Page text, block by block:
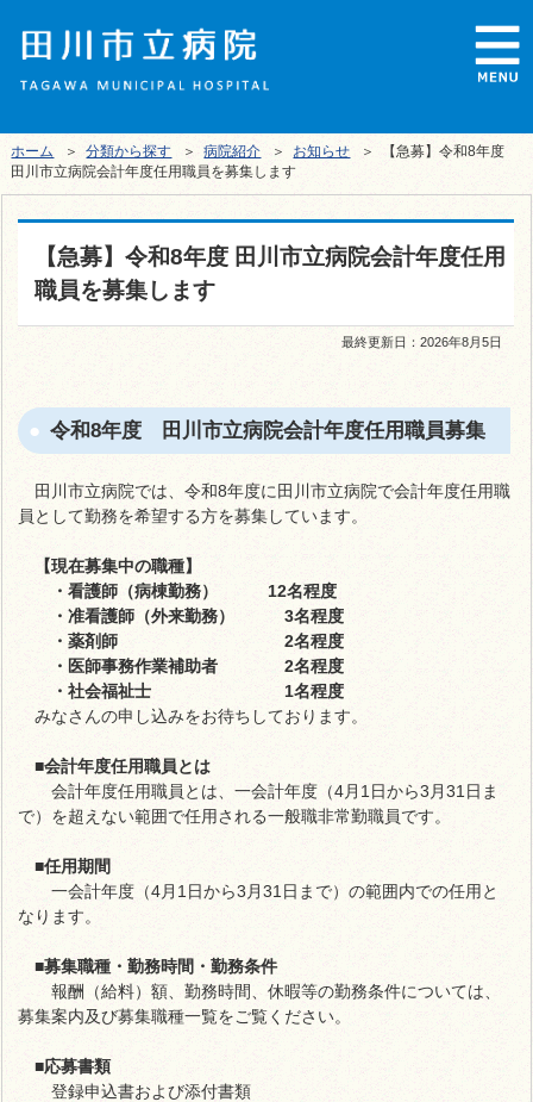
ホーム ＞分類から探す ＞病院紹介 ＞ お知らせ ＞ 【急募】令和8年度
田川市立病院会計年度任用職員を募集します
【急募】令和8年度 田川市立病院会計年度任用
職員を募集します
最終更新日：2026年8月5日
令和8年度 田川市立病院会計年度任用職員募集
田川市立病院では、令和8年度に田川市立病院で会計年度任用職
員として勤務を希望する方を募集しています。
【現在募集中の職種】
・看護師（病棟勤務） 12名程度
・准看護師（外来勤務） 3名程度
・薬剤師 2名程度
・医師事務作業補助者 2名程度
・社会福祉士 1名程度
みなさんの申し込みをお待ちしております。
■会計年度任用職員とは
会計年度任用職員とは、一会計年度（4月1日から3月31日ま
で）を超えない範囲で任用される一般職非常勤職員です。
■任用期間
一会計年度（4月1日から3月31日まで）の範囲内での任用と
なります。
■募集職種・勤務時間・勤務条件
報酬（給料）額、勤務時間、休暇等の勤務条件については、
募集案内及び募集職種一覧をご覧ください。
■応募書類
登録申込書および添付書類